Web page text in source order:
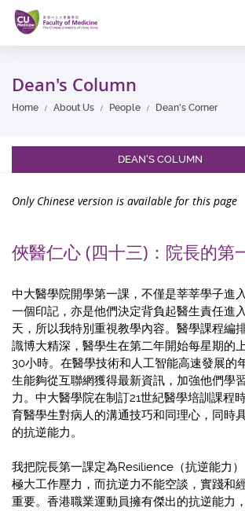
Skip
main
content
Dean's Column
Home About Us People Dean's Corner
DEAN'S COLUMN
Only Chinese version is available for this page
俠醫仁心 (四十三)：院長的第
中大醫學院開學第一課，不僅是莘莘學子進
一個印記，亦是他們決定背負起醫生責任進
天，所以我特別重視教學內容。醫學課程編
識博大精深，醫學生在第二年開始每星期的
30小時。在醫學技術和人工智能高速發展的
生能夠從互聯網獲得最新資訊，加強他們學
力。中大醫學院在制訂21世紀醫學培訓課程
育醫學生對病人的溝通技巧和同理心，同時
的抗逆能力。
我把院長第一課定為Resilience（抗逆能力
極大工作壓力，而抗逆力不能空談，實踐和
重要。香港職業運動員擁有傑出的抗逆能力